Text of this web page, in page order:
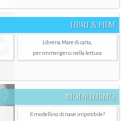
LIBRI & FILM
Libreria Mare di carta,
per immergersi nella lettura
MODELLISMO
Il modellino di nave irripetibile?